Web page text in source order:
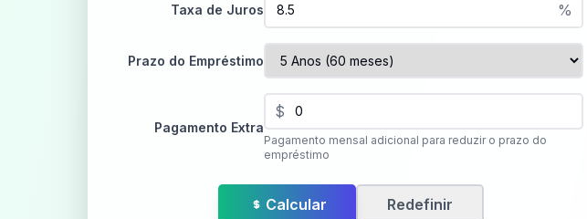
Taxa de Juros %
Prazo do Empréstimo
Pagamento Extra
$
Pagamento mensal adicional para reduzir o prazo do
empréstimo
Calcular Redefinir